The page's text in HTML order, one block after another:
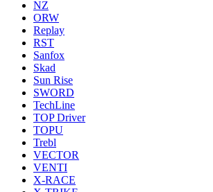
NZ
ORW
Replay
RST
Sanfox
Skad
Sun Rise
SWORD
TechLine
TOP Driver
TOPU
Trebl
VECTOR
VENTI
X-RACE